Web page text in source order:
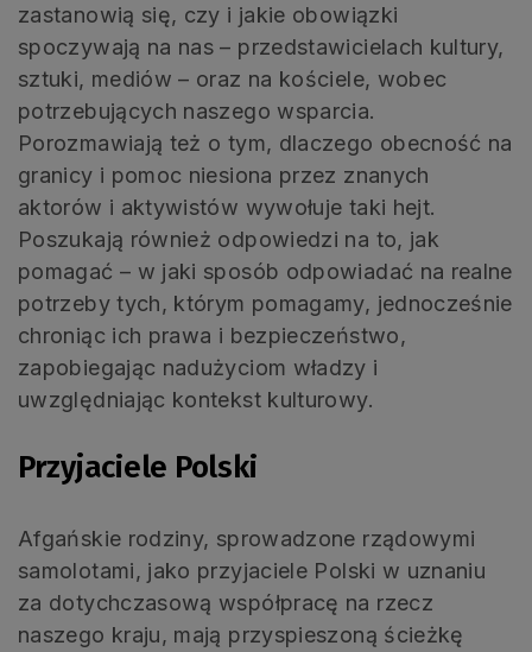
zastanowią się, czy i jakie obowiązki
spoczywają na nas – przedstawicielach kultury,
sztuki, mediów – oraz na kościele, wobec
potrzebujących naszego wsparcia.
Porozmawiają też o tym, dlaczego obecność na
granicy i pomoc niesiona przez znanych
aktorów i aktywistów wywołuje taki hejt.
Poszukają również odpowiedzi na to, jak
pomagać – w jaki sposób odpowiadać na realne
potrzeby tych, którym pomagamy, jednocześnie
chroniąc ich prawa i bezpieczeństwo,
zapobiegając nadużyciom władzy i
uwzględniając kontekst kulturowy.
Przyjaciele Polski
Afgańskie rodziny, sprowadzone rządowymi
samolotami, jako przyjaciele Polski w uznaniu
za dotychczasową współpracę na rzecz
naszego kraju, mają przyspieszoną ścieżkę